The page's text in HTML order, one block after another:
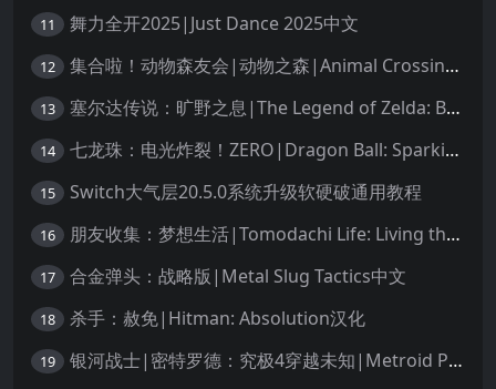
11 舞力全开2025|Just Dance 2025中文
12 集合啦！动物森友会|动物之森|Animal Crossing: New Horizons中文
13 塞尔达传说：旷野之息|The Legend of Zelda: Breath of the Wild中文
14 七龙珠：电光炸裂！ZERO|Dragon Ball: Sparking! Zero中文
15 Switch大气层20.5.0系统升级软硬破通用教程
16 朋友收集：梦想生活|Tomodachi Life: Living the Dream中文
17 合金弹头：战略版|Metal Slug Tactics中文
18 杀手：赦免|Hitman: Absolution汉化
19 银河战士|密特罗德：究极4穿越未知|Metroid Prime 4: Beyond中文